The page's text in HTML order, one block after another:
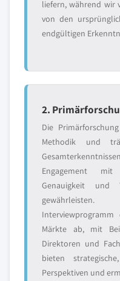
liefern, während wir
von den
endgültigen
2.
Die
Methodik und
Engagement mit
Genauigkeit
Märkte ab, mit
Direktoren und
bieten
Perspektiven und